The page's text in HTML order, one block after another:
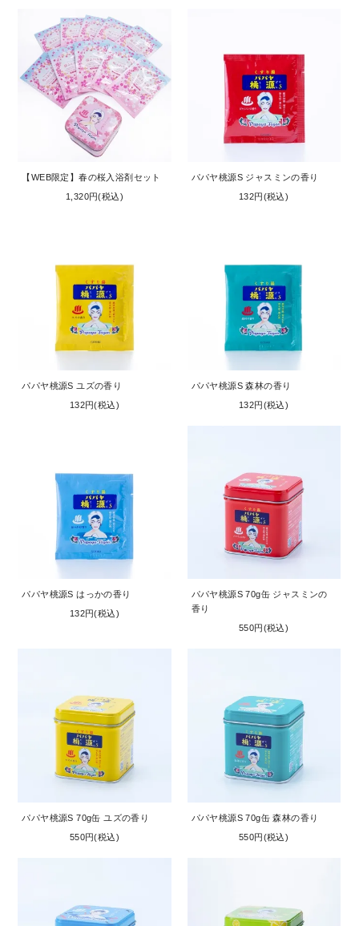
【WEB限定】春の桜入浴剤セット
1,320円(税込)
パパヤ桃源S ジャスミンの香り
132円(税込)
パパヤ桃源S ユズの香り
132円(税込)
パパヤ桃源S 森林の香り
132円(税込)
パパヤ桃源S はっかの香り
132円(税込)
パパヤ桃源S 70g缶 ジャスミンの
香り
550円(税込)
パパヤ桃源S 70g缶 ユズの香り
550円(税込)
パパヤ桃源S 70g缶 森林の香り
550円(税込)